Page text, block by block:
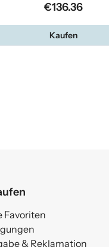
€136.36
Kaufen
Favoriten
& Reklamation